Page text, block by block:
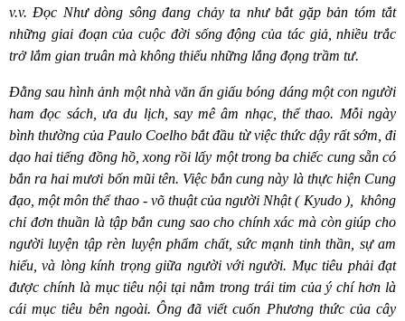
v.v. Đọc Như dòng sông đang chảy ta như bắt gặp bản tóm tắt
những giai đoạn của cuộc đời sống động của tác giả, nhiều trắc
trở lắm gian truân mà không thiếu những lắng đọng trầm tư.
Đằng sau hình ảnh một nhà văn ẩn giấu bóng dáng một con người
ham đọc sách, ưa du lịch, say mê âm nhạc, thể thao. Mỗi ngày
bình thường của Paulo Coelho bắt đầu từ việc thức dậy rất sớm, đi
dạo hai tiếng đồng hồ, xong rồi lấy một trong ba chiếc cung sẵn có
bắn ra hai mươi bốn mũi tên. Việc bắn cung này là thực hiện Cung
đạo, một môn thể thao - võ thuật của người Nhật ( Kyudo ),
không
chỉ đơn thuần là tập bắn cung sao cho chính xác mà còn giúp cho
người luyện tập rèn luyện phẩm chất, sức mạnh tinh thần, sự am
hiểu, và lòng kính trọng giữa người với người. Mục tiêu phải đạt
được chính là mục tiêu nội tại nằm trong trái tim của ý chí hơn là
cái mục tiêu bên ngoài. Ông đã viết cuốn Phương thức của cây